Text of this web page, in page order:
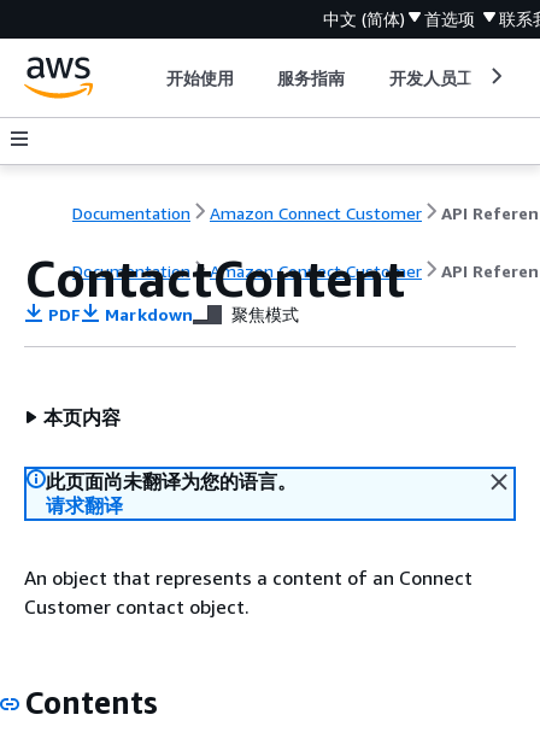
中文 (简体) 首选项 联系
开始使用 服务指南 开发人员工具
Documentation Amazon Connect Customer API
Documentation Amazon Connect Customer API
ContactContent
PDF Markdown 聚焦模式
本页内容
此页面尚未翻译为您的语言。
请求翻译
An object that represents a content of an Connect
Customer contact object.
Contents